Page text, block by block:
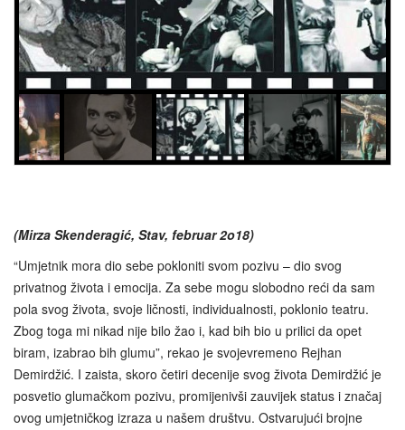
(Mirza Skenderagić, Stav, februar 2o18)
“Umjetnik mora dio sebe pokloniti svom pozivu – dio svog
privatnog života i emocija. Za sebe mogu slobodno reći da sam
pola svog života, svoje ličnosti, individualnosti, poklonio teatru.
Zbog toga mi nikad nije bilo žao i, kad bih bio u prilici da opet
biram, izabrao bih glumu”, rekao je svojevremeno Rejhan
Demirdžić. I zaista, skoro četiri decenije svog života Demirdžić je
posvetio glumačkom pozivu, promijenivši zauvijek status i značaj
ovog umjetničkog izraza u našem društvu. Ostvarujući brojne